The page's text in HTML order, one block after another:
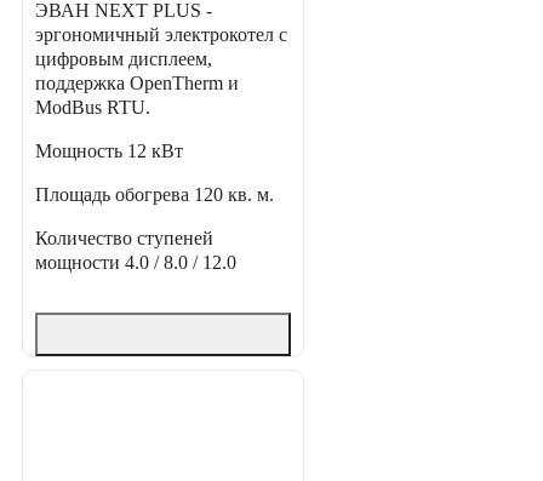
ЭВАН NEXT PLUS -
эргономичный электрокотел с
цифровым дисплеем,
поддержка OpenTherm и
ModBus RTU.
Мощность 12 кВт
Площадь обогрева 120 кв. м.
Количество ступеней
мощности 4.0 / 8.0 / 12.0